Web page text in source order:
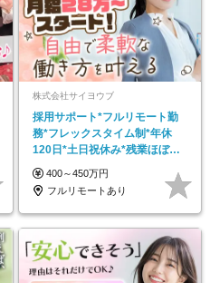
株式会社サイヨウブ
採用サポート*フルリモート勤
務*フレックスタイム制*年休
120日*土日祝休み*残業ほぼな
し*育児中社員8割以上
400～450万円
フルリモートあり